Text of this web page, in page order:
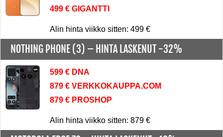
499 € GIGANTTI
Alin hinta viikko sitten: 499 €
NOTHING PHONE (3) – HINTA LASKENUT -32%
599 € DNA
879 € VERKKOKAUPPA.COM
879 € PROSHOP
Alin hinta viikko sitten: 879 €